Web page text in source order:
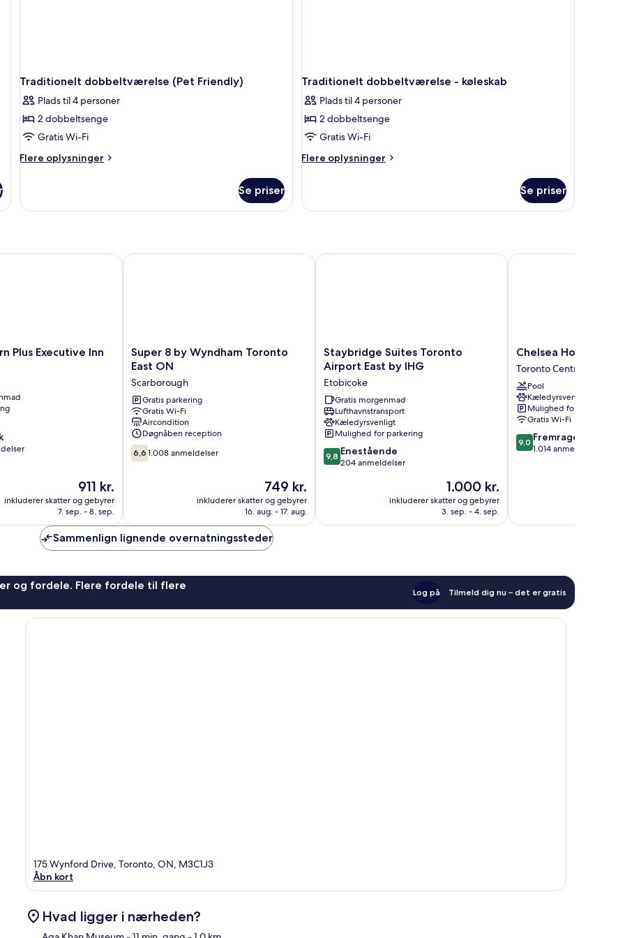
Traditionelt dobbeltværelse (Pet Friendly)
Plads til 4 personer
2 dobbeltsenge
Gratis Wi-Fi
Flere oplysninger
Flere
dobbeltværelse
Se priser
Traditionelt dobbeltværelse - køleskab
Plads til 4 personer
2 dobbeltsenge
Gratis Wi-Fi
Flere oplysninger
Flere
dobbeltværelse
Se priser
Plus Executive Inn
Prisen
911 kr.
911 kr.
inkluderer skatter og gebyrer
7. sep. - 8. sep.
Executive Inn
Super
8
Wyndham
Toronto
East
ON
Scarborough
Super 8 by Wyndham Toronto
East ON
Scarborough
Gratis parkering
Gratis Wi-Fi
Aircondition
Døgnåben reception
6.6
ud
6,6 1.008 anmeldelser
Prisen
749 kr.
749 kr.
inkluderer skatter og gebyrer
16. aug. - 17. aug.
Super 8 by Wyndham Toronto East ON
Staybridge
Suites
Toronto
Airport
East
by
IHG
Etobicoke
Staybridge Suites Toronto
Airport East by IHG
Etobicoke
Gratis morgenmad
Lufthavnstransport
Kæledyrsvenligt
Mulighed for parkering
9.8
ud
anmeldelser
9,8 Enestående
204 anmeldelser
Prisen
er
1.000 kr.
1.000 kr.
inkluderer skatter og gebyrer
3. sep. - 4. sep.
Staybridge Suites Toronto Airport East by IHG
Chelsea
Hotel,
Toronto
Toronto
Centrum
Chelsea Hotel,
Toronto Centrum
Pool
Kæledyrsvenligt
Mulighed for parkering
Gratis Wi-Fi
9.0
ud
9,0 Fremragende
1.014 anmeldelser
Chelsea Hotel, Toronto
Sammenlign lignende overnatningssteder
og fordele. Flere fordele til flere
Log på Tilmeld dig nu – det er gratis
175 Wynford Drive, Toronto, ON, M3C1J3
Åbn kort
Hvad ligger i nærheden?